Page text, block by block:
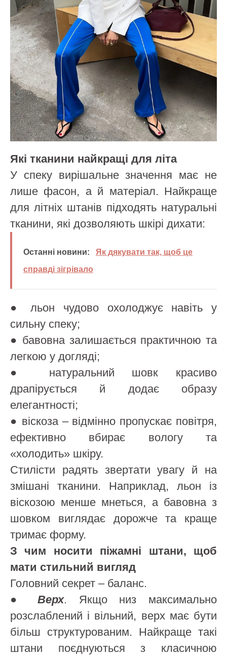
Які тканини найкращі для літа
У спеку вирішальне значення має не
лише фасон, а й матеріал. Найкраще
для літніх штанів підходять натуральні
тканини, які дозволяють шкірі дихати:
Останні новини:
Як дякувати так, щоб це
справді зігрівало
● льон чудово охолоджує навіть у
сильну спеку;
● бавовна залишається практичною та
легкою у догляді;
● натуральний шовк красиво
драпірується й додає образу
елегантності;
● віскоза – відмінно пропускає повітря,
ефективно вбирає вологу та
«холодить» шкіру.
Стилісти радять звертати увагу й на
змішані тканини. Наприклад, льон із
віскозою менше мнеться, а бавовна з
шовком виглядає дорожче та краще
тримає форму.
З чим носити піжамні штани, щоб
мати стильний вигляд
Головний секрет – баланс.
●Верх. Якщо низ максимально
розслаблений і вільний, верх має бути
більш структурованим. Найкраще такі
штани поєднуються з класичною